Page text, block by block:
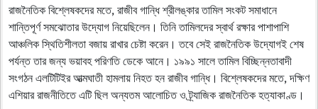
রাজনৈতিক বিশ্লেষকদের মতে,রাজীব গান্ধিশ্রীলঙ্কার তামিল সংকট সমাধানে
শান্তিপূর্ণ সমঝোতার উদ্যোগ নিয়েছিলেন। তিনি তামিলদের স্বার্থ রক্ষার পাশাপাশি
আঞ্চলিক স্থিতিশীলতা বজায় রাখার চেষ্টা করেন। তবে সেই রাজনৈতিক উদ্যোগই শেষ
পর্যন্ত তার জন্য ভয়াবহ পরিণতি ডেকে আনে। ১৯৯১ সালে তামিল বিচ্ছিন্নতাবাদী
সংগঠন এলটিটিইর আত্মঘাতী হামলায় নিহত হন রাজীব গান্ধি। বিশ্লেষকদের মতে, দক্ষিণ
এশিয়ার রাজনীতিতে এটি ছিল অন্যতম আলোচিত ও ট্র্যাজিক রাজনৈতিক হত্যাকাণ্ড।